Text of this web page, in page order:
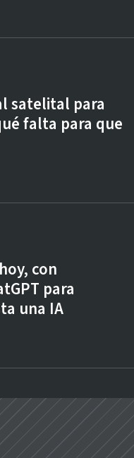
satelital para
falta para que
con
para
una IA